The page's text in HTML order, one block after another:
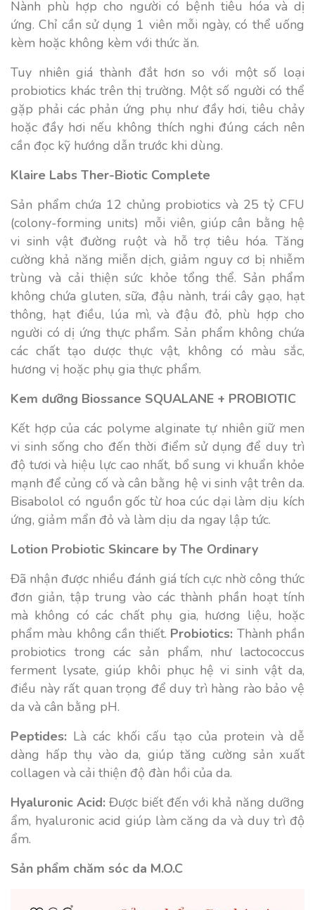
Nành phù hợp cho người có bệnh tiêu hóa và dị
ứng. Chỉ cần sử dụng 1 viên mỗi ngày, có thể uống
kèm hoặc không kèm với thức ăn.
Tuy nhiên giá thành đắt hơn so với một số loại
probiotics khác trên thị trường. Một số người có thể
gặp phải các phản ứng phụ như đầy hơi, tiêu chảy
hoặc đầy hơi nếu không thích nghi đúng cách nên
cần đọc kỹ hướng dẫn trước khi dùng.
Klaire Labs Ther-Biotic Complete
Sản phẩm chứa 12 chủng probiotics và 25 tỷ CFU
(colony-forming units) mỗi viên, giúp cân bằng hệ
vi sinh vật đường ruột và hỗ trợ tiêu hóa. Tăng
cường khả năng miễn dịch, giảm nguy cơ bị nhiễm
trùng và cải thiện sức khỏe tổng thể. Sản phẩm
không chứa gluten, sữa, đậu nành, trái cây gạo, hạt
thông, hạt điều, lúa mì, và đậu đỏ, phù hợp cho
người có dị ứng thực phẩm. Sản phẩm không chứa
các chất tạo dược thực vật, không có màu sắc,
hương vị hoặc phụ gia thực phẩm.
Kem dưỡng Biossance SQUALANE + PROBIOTIC
Kết hợp của các polyme alginate tự nhiên giữ men
vi sinh sống cho đến thời điểm sử dụng để duy trì
độ tươi và hiệu lực cao nhất, bổ sung vi khuẩn khỏe
mạnh để củng cố và cân bằng hệ vi sinh vật trên da.
Bisabolol có nguồn gốc từ hoa cúc dại làm dịu kích
ứng, giảm mẩn đỏ và làm dịu da ngay lập tức.
Lotion Probiotic Skincare by The Ordinary
Đã nhận được nhiều đánh giá tích cực nhờ công thức
đơn giản, tập trung vào các thành phần hoạt tính
mà không có các chất phụ gia, hương liệu, hoặc
phẩm màu không cần thiết. Probiotics: Thành phần
probiotics trong các sản phẩm, như lactococcus
ferment lysate, giúp khôi phục hệ vi sinh vật da,
điều này rất quan trọng để duy trì hàng rào bảo vệ
da và cân bằng pH.
Peptides: Là các khối cấu tạo của protein và dễ
dàng hấp thụ vào da, giúp tăng cường sản xuất
collagen và cải thiện độ đàn hồi của da.
Hyaluronic Acid: Được biết đến với khả năng dưỡng
ẩm, hyaluronic acid giúp làm căng da và duy trì độ
ẩm.
Sản phẩm chăm sóc da M.O.C